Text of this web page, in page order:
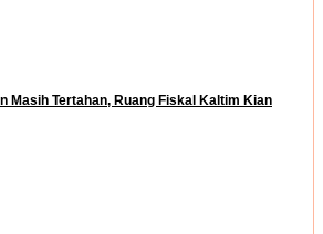
Masih Tertahan, Ruang Fiskal Kaltim Kian